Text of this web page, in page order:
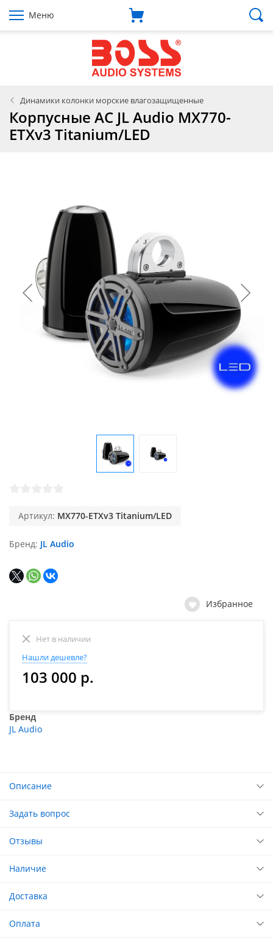
Меню
Динамики колонки морские влагозащищенные
Корпусные АС JL Audio MX770-
ETXv3 Titanium/LED
Артикул: MX770-ETXv3 Titanium/LED
Бренд JL Audio
Избранное
Нет в наличии
Нашли дешевле?
103 000 р.
Бренд
JL Audio
Описание
Задать вопрос
Отзывы
Наличие
Доставка
Оплата